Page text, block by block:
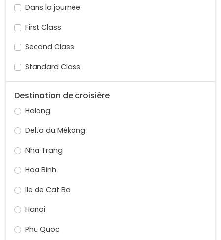
Dans la journée
First Class
Second Class
Standard Class
Destination de croisière
Halong
Delta du Mékong
Nha Trang
Hoa Binh
Ile de Cat Ba
Hanoi
Phu Quoc